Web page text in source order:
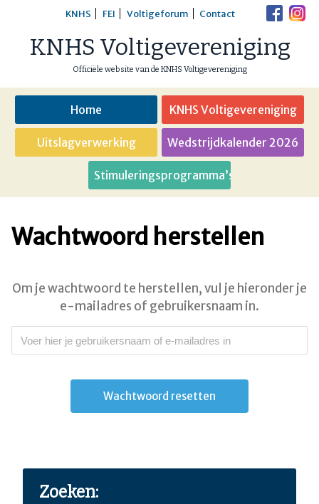
content
KNHS FEI Voltigeforum Contact
KNHS Voltigevereniging
Officiële website van de KNHS Voltigevereniging
Home KNHS Voltigevereniging
Uitslagverwerking Wedstrijdkalender 2026
Stimuleringsprogramma’s
Wachtwoord herstellen
Om je wachtwoord te herstellen, vul je hieronder je
e-mailadres of gebruikersnaam in.
Zoeken: